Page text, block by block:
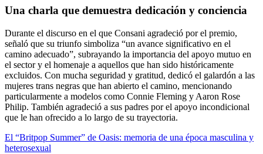
Una charla que demuestra dedicación y conciencia
Durante el discurso en el que Consani agradeció por el premio,
señaló que su triunfo simboliza “un avance significativo en el
camino adecuado”, subrayando la importancia del apoyo mutuo en
el sector y el homenaje a aquellos que han sido históricamente
excluidos. Con mucha seguridad y gratitud, dedicó el galardón a las
mujeres trans negras que han abierto el camino, mencionando
particularmente a modelos como Connie Fleming y Aaron Rose
Philip. También agradeció a sus padres por el apoyo incondicional
que le han ofrecido a lo largo de su trayectoria.
El “Britpop Summer” de Oasis: memoria de una época masculina y
heterosexual